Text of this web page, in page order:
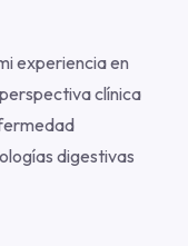
experiencia en
clínica
digestivas